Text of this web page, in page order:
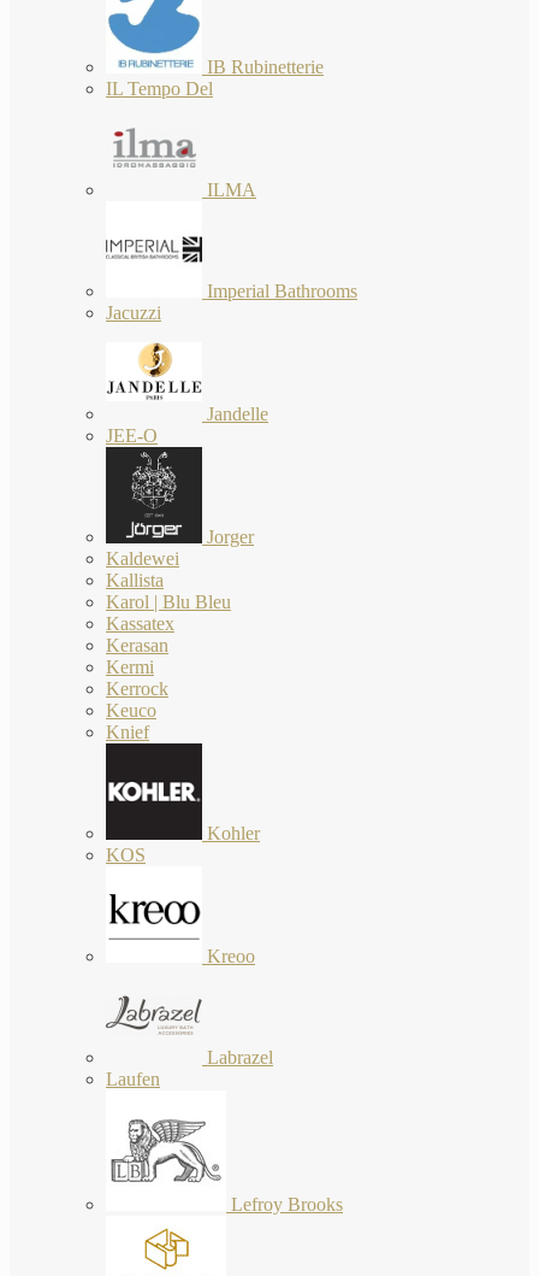
IB Rubinetterie
IL Tempo Del
ILMA
Imperial Bathrooms
Jacuzzi
Jandelle
JEE-O
Jorger
Kaldewei
Kallista
Karol | Blu Bleu
Kassatex
Kerasan
Kermi
Kerrock
Keuco
Knief
Kohler
KOS
Kreoo
Labrazel
Laufen
Lefroy Brooks